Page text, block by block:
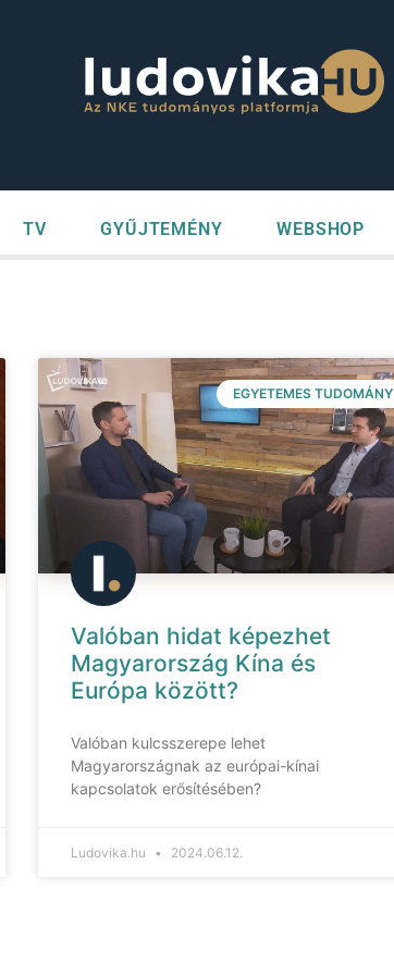
TV GYŰJTEMÉNY WEBSHOP
EGYETEMES TUDOMÁNY
Valóban hidat képezhet
Magyarország Kína és
Európa között?
Valóban kulcsszerepe lehet
Magyarországnak az európai-kínai
kapcsolatok erősítésében?
Ludovika.hu 2024.06.12.